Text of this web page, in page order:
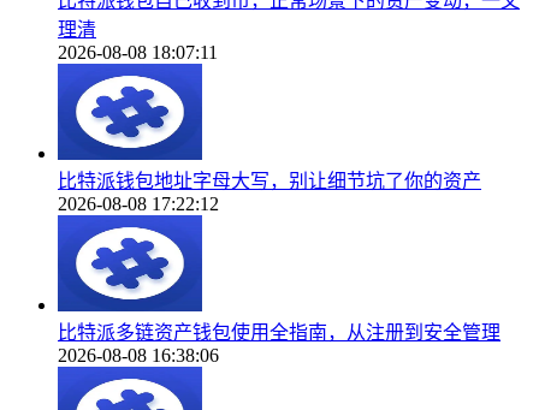
理清
2026-08-08 18:07:11
比特派钱包地址字母大写，别让细节坑了你的资产
2026-08-08 17:22:12
比特派多链资产钱包使用全指南，从注册到安全管理
2026-08-08 16:38:06